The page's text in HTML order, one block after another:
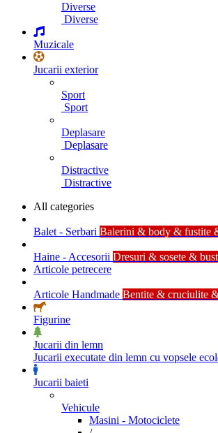
Diverse
Diverse
Muzicale
Jucarii exterior
Sport
Sport
Deplasare
Deplasare
Distractive
Distractive
All categories
Balet - Serbari Balerini & body & fustite
Haine - Accesorii Dresuri & sosete &
Articole petrecere
Articole Handmade Bentite & cruciulite
Figurine
Jucarii din lemn
Jucarii executate din lemn cu vopsele
Jucarii baieti
Vehicule
Masini - Motociclete